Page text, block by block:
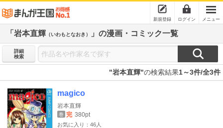
新規登録 ログイン メニュー
「岩本直輝 （いわもとなおき） 」の漫画・コミック一覧
詳細
検索
"岩本直輝"の検索結果1～3件/全3件
magico
岩本直輝
巻 完 380pt
お気に入り：46人